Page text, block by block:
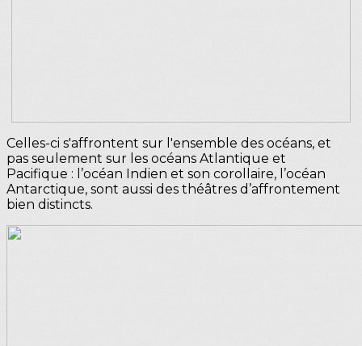
Celles-ci s'affrontent sur l'ensemble des océans, et
pas seulement sur les océans Atlantique et
Pacifique : l’océan Indien et son corollaire, l’océan
Antarctique, sont aussi des théâtres d’affrontement
bien distincts.